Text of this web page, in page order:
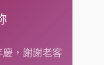
慶，謝謝老客